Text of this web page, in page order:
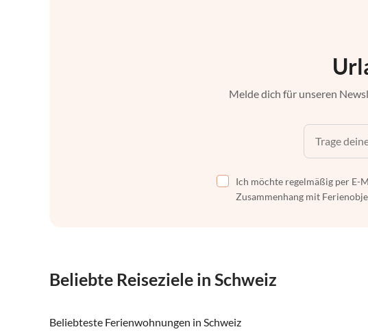
Melde dich für unseren
Ich möchte regelmäßig per E-
Zusammenhang mit
Beliebte Reiseziele in Schweiz
Beliebteste Ferienwohnungen in Schweiz